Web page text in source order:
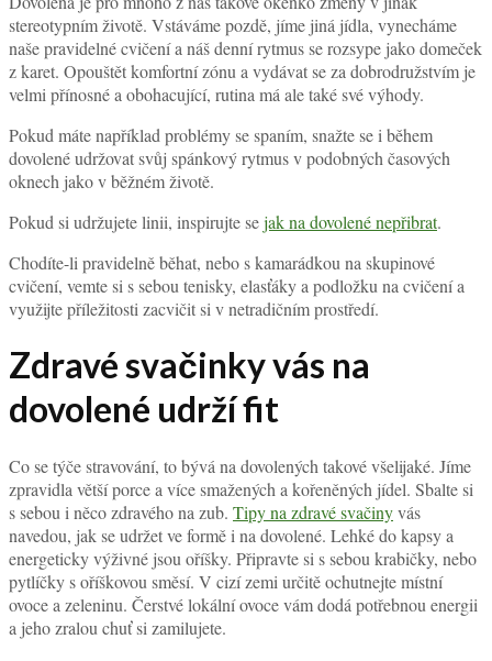
stereotypním životě. Vstáváme pozdě, jíme jiná jídla, vynecháme
naše pravidelné cvičení a náš denní rytmus se rozsype jako domeček
z karet. Opouštět komfortní zónu a vydávat se za dobrodružstvím je
velmi přínosné a obohacující, rutina má ale také své výhody.
Pokud máte například problémy se spaním, snažte se i během
dovolené udržovat svůj spánkový rytmus v podobných časových
oknech jako v běžném životě.
Pokud si udržujete linii, inspirujte sejak na dovolené nepřibrat.
Chodíte-li pravidelně běhat, nebo s kamarádkou na skupinové
cvičení, vemte si s sebou tenisky, elasťáky a podložku na cvičení a
využijte příležitosti zacvičit si v netradičním prostředí.
Zdravé svačinky vás na
dovolené udrží fit
Co se týče stravování, to bývá na dovolených takové všelijaké. Jíme
zpravidla větší porce a více smažených a kořeněných jídel. Sbalte si
s sebou i něco zdravého na zub. Tipy na zdravé svačinyvás
navedou, jak se udržet ve formě i na dovolené. Lehké do kapsy a
energeticky výživné jsou oříšky. Připravte si s sebou krabičky, nebo
pytlíčky s oříškovou směsí. V cizí zemi určitě ochutnejte místní
ovoce a zeleninu. Čerstvé lokální ovoce vám dodá potřebnou energii
a jeho zralou chuť si zamilujete.